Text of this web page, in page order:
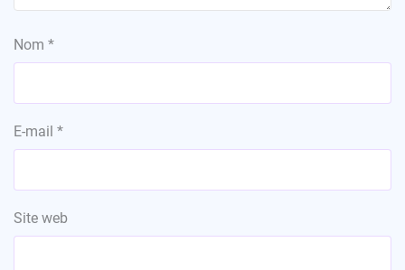
Nom *
E-mail *
Site web